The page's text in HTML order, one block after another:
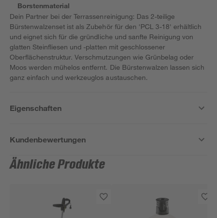
Borstenmaterial
Dein Partner bei der Terrassenreinigung: Das 2-teilige
Bürstenwalzenset ist als Zubehör für den 'PCL 3-18' erhältlich
und eignet sich für die gründliche und sanfte Reinigung von
glatten Steinfliesen und -platten mit geschlossener
Oberflächenstruktur. Verschmutzungen wie Grünbelag oder
Moos werden mühelos entfernt. Die Bürstenwalzen lassen sich
ganz einfach und werkzeuglos austauschen.
Eigenschaften
Kundenbewertungen
Ähnliche Produkte